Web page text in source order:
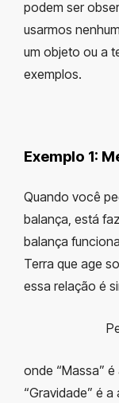
podem ser
usarmos
um objeto ou a
exemplos.
Exemplo 1:
Quando você
balança, está
balança
Terra que age
essa relação é
onde “Massa”
“Gravidade” é